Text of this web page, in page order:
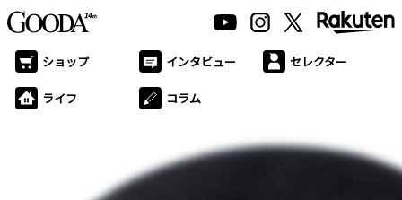
ショップ インタビュー セレクター
ライフ コラム